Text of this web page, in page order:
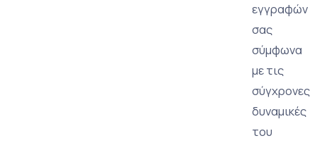
εγγραφών
σας
σύμφωνα
με τις
σύγχρονες
δυναμικές
του